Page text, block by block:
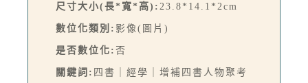
尺寸大小(長*寬*高): 23.8*14.1*2cm
數位化類別: 影像(圖片)
是否數位化: 否
關鍵詞: 四書｜經學｜增補四書人物聚考